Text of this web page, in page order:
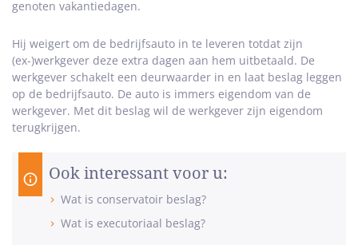
genoten vakantiedagen.
Hij weigert om de bedrijfsauto in te leveren totdat zijn
(ex-)werkgever deze extra dagen aan hem uitbetaald. De
werkgever schakelt een deurwaarder in en laat beslag leggen
op de bedrijfsauto. De auto is immers eigendom van de
werkgever. Met dit beslag wil de werkgever zijn eigendom
terugkrijgen.
Ook interessant voor u:
Wat is conservatoir beslag?
Wat is executoriaal beslag?